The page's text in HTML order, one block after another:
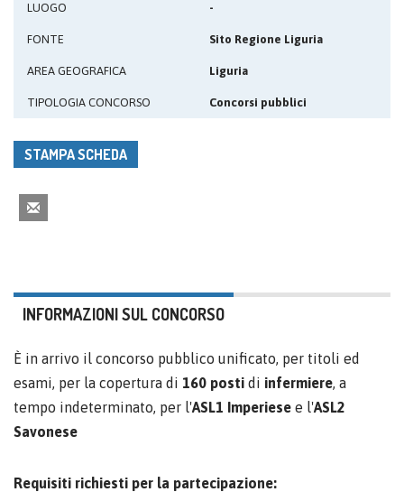
LUOGO -
FONTE Sito Regione Liguria
AREA GEOGRAFICA Liguria
TIPOLOGIA CONCORSO Concorsi pubblici
STAMPA SCHEDA
INFORMAZIONI SUL CONCORSO
È in arrivo il concorso pubblico unificato, per titoli ed
esami, per la copertura di 160 posti di infermiere, a
tempo indeterminato, per l'ASL1 Imperiese e l'ASL2
Savonese
Requisiti richiesti per la partecipazione: